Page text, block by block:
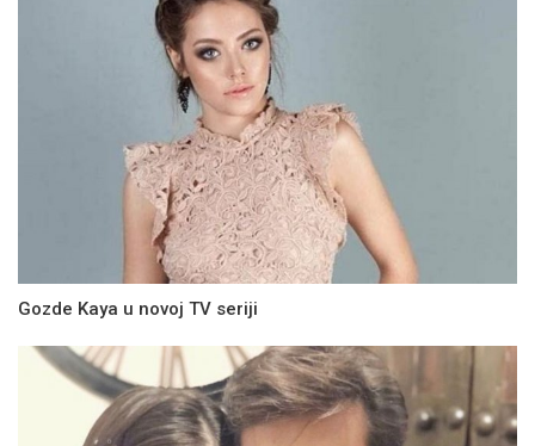
Gozde Kaya u novoj TV seriji